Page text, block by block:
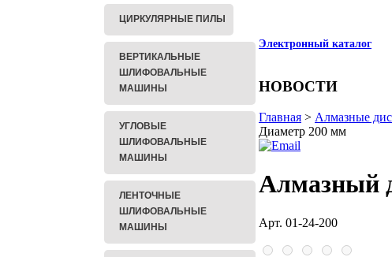
ЦИРКУЛЯРНЫЕ ПИЛЫ
ВЕРТИКАЛЬНЫЕ
ШЛИФОВАЛЬНЫЕ
МАШИНЫ
УГЛОВЫЕ
ШЛИФОВАЛЬНЫЕ
МАШИНЫ
ЛЕНТОЧНЫЕ
ШЛИФОВАЛЬНЫЕ
МАШИНЫ
Электронный каталог
НОВОСТИ
Главная > Алмазные
Диаметр 200 мм
Алмазный
Арт. 01-24-200